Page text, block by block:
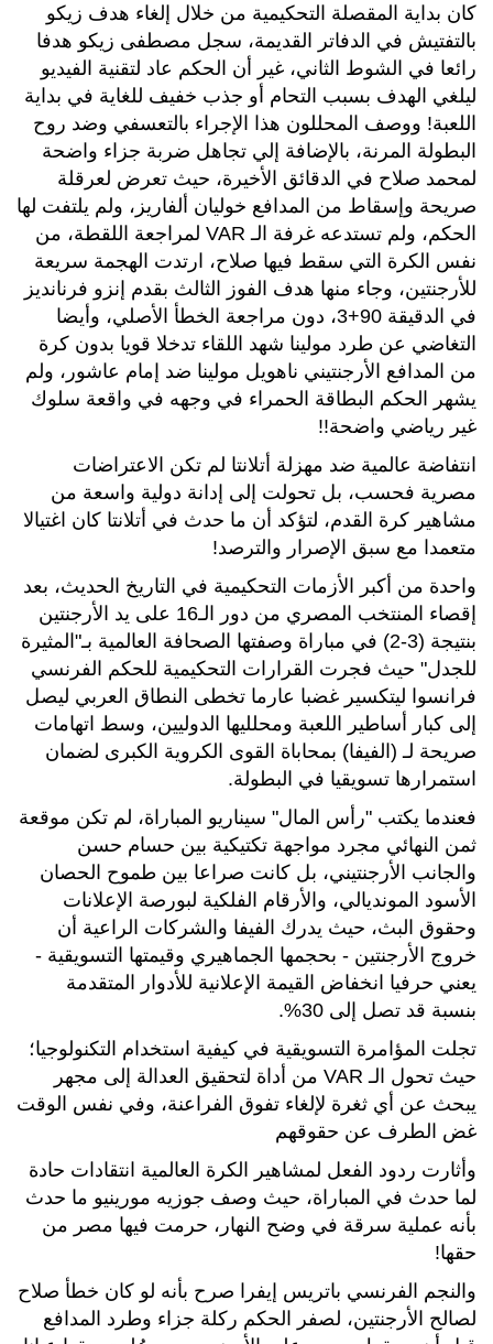
كان بداية المقصلة التحكيمية من خلال إلغاء هدف زيكو
بالتفتيش في الدفاتر القديمة، سجل مصطفى زيكو هدفا
رائعا في الشوط الثاني، غير أن الحكم عاد لتقنية الفيديو
ليلغي الهدف بسبب التحام أو جذب خفيف للغاية في بداية
اللعبة! ووصف المحللون هذا الإجراء بالتعسفي وضد روح
البطولة المرنة، بالإضافة إلي تجاهل ضربة جزاء واضحة
لمحمد صلاح في الدقائق الأخيرة، حيث تعرض لعرقلة
صريحة وإسقاط من المدافع خوليان ألفاريز، ولم يلتفت لها
الحكم، ولم تستدعه غرفة الـ VAR لمراجعة اللقطة، من
نفس الكرة التي سقط فيها صلاح، ارتدت الهجمة سريعة
للأرجنتين، وجاء منها هدف الفوز الثالث بقدم إنزو فرنانديز
في الدقيقة 90+3، دون مراجعة الخطأ الأصلي، وأيضا
التغاضي عن طرد مولينا شهد اللقاء تدخلا قويا بدون كرة
من المدافع الأرجنتيني ناهويل مولينا ضد إمام عاشور، ولم
يشهر الحكم البطاقة الحمراء في وجهه في واقعة سلوك
غير رياضي واضحة!!
انتفاضة عالمية ضد مهزلة أتلانتا لم تكن الاعتراضات
مصرية فحسب، بل تحولت إلى إدانة دولية واسعة من
مشاهير كرة القدم، لتؤكد أن ما حدث في أتلانتا كان اغتيالا
متعمدا مع سبق الإصرار والترصد!
واحدة من أكبر الأزمات التحكيمية في التاريخ الحديث، بعد
إقصاء المنتخب المصري من دور الـ16 على يد الأرجنتين
بنتيجة (3-2) في مباراة وصفتها الصحافة العالمية بـ"المثيرة
للجدل" حيث فجرت القرارات التحكيمية للحكم الفرنسي
فرانسوا ليتكسير غضبا عارما تخطى النطاق العربي ليصل
إلى كبار أساطير اللعبة ومحلليها الدوليين، وسط اتهامات
صريحة لـ (الفيفا) بمحاباة القوى الكروية الكبرى لضمان
استمرارها تسويقيا في البطولة.
فعندما يكتب "رأس المال" سيناريو المباراة، لم تكن موقعة
ثمن النهائي مجرد مواجهة تكتيكية بين حسام حسن
والجانب الأرجنتيني، بل كانت صراعا بين طموح الحصان
الأسود المونديالي، والأرقام الفلكية لبورصة الإعلانات
وحقوق البث، حيث يدرك الفيفا والشركات الراعية أن
خروج الأرجنتين - بحجمها الجماهيري وقيمتها التسويقية -
يعني حرفيا انخفاض القيمة الإعلانية للأدوار المتقدمة
بنسبة قد تصل إلى 30%.
تجلت المؤامرة التسويقية في كيفية استخدام التكنولوجيا؛
حيث تحول الـ VAR من أداة لتحقيق العدالة إلى مجهر
يبحث عن أي ثغرة لإلغاء تفوق الفراعنة، وفي نفس الوقت
غض الطرف عن حقوقهم
وأثارت ردود الفعل لمشاهير الكرة العالمية انتقادات حادة
لما حدث في المباراة، حيث وصف جوزيه مورينيو ما حدث
بأنه عملية سرقة في وضح النهار، حرمت فيها مصر من
حقها!
والنجم الفرنسي باتريس إيفرا صرح بأنه لو كان خطأ صلاح
لصالح الأرجنتين، لصفر الحكم ركلة جزاء وطرد المدافع